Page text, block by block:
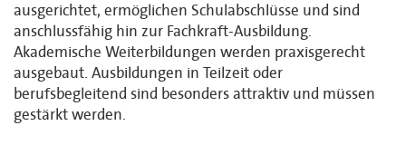
ausgerichtet, ermöglichen Schulabschlüsse und sind
anschlussfähig hin zur Fachkraft-Ausbildung.
Akademische Weiterbildungen werden praxisgerecht
ausgebaut. Ausbildungen in Teilzeit oder
berufsbegleitend sind besonders attraktiv und müssen
gestärkt werden.